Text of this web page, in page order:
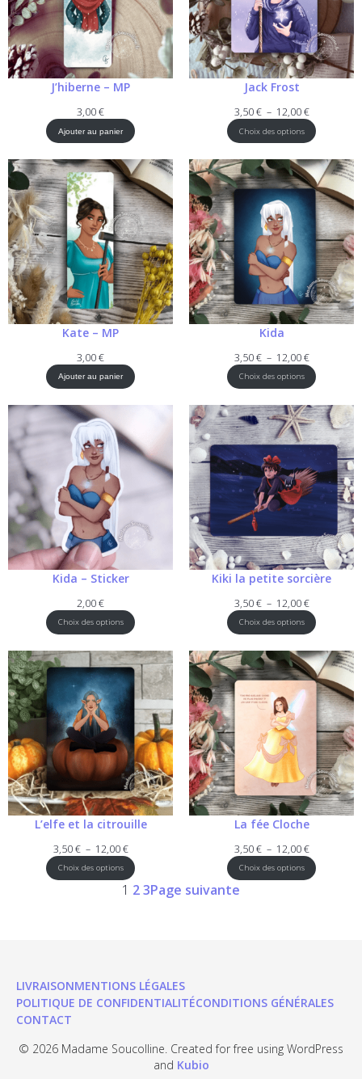
J’hiberne – MP
3,00€
Ajouter au panier
Jack Frost
3,50€ – 12,00€Plage
de
prix :
à
12,00 €
Choix des options
Kate – MP
3,00€
Ajouter au panier
Kida
3,50€ – 12,00€Plage
de
prix :
à
12,00 €
Choix des options
Kida – Sticker
2,00€
Choix des options
Kiki la petite sorcière
3,50€ – 12,00€Plage
de
prix :
à
12,00 €
Choix des options
L’elfe et la citrouille
3,50€ – 12,00€Plage
de
prix :
3,50 €
Choix des options
La fée Cloche
3,50€ – 12,00€Plage
de
prix :
Choix des options
1 23Page suivante
LIVRAISONMENTIONS LÉGALES
POLITIQUE DE CONFIDENTIALITÉCONDITIONS GÉNÉRALES
CONTACT
© 2026 Madame Soucolline. Created for free using WordPress
and Kubio